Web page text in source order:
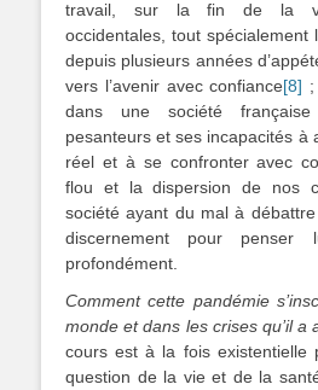
travail, sur la fin de la
occidentales, tout spécialement
depuis plusieurs années
vers l’avenir avec confiance[8]
dans une société
pesanteurs et ses incapacités à
réel et à se confronter avec
flou et la dispersion de nos
société ayant du mal à
discernement pour penser
profondément.
Comment cette pandémie
monde et dans les crises qu’il a
cours est à la fois existentielle
question de la vie et de la